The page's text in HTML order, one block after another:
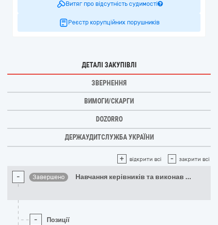
Витяг про відсутність судимості
Реєстр корупційних порушників
ДЕТАЛІ ЗАКУПІВЛІ
ЗВЕРНЕННЯ
ВИМОГИ/СКАРГИ
DOZORRO
ДЕРЖАУДИТСЛУЖБА УКРАЇНИ
+ відкрити всі - закрити всі
- Завершено Навчання керівників та виконав ...
- Позиції